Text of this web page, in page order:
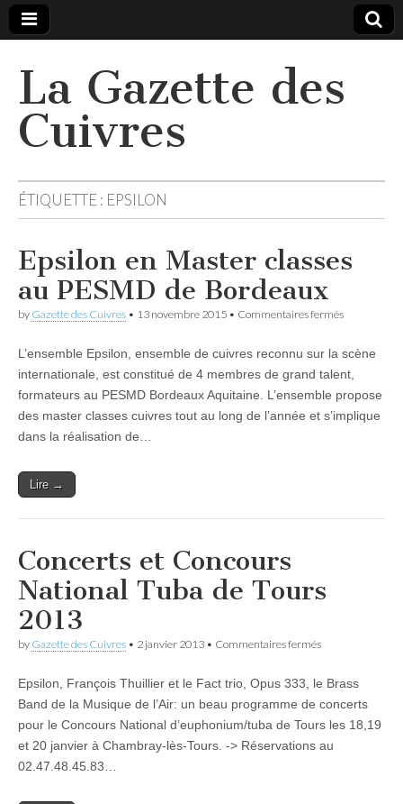
La Gazette des
Cuivres
ÉTIQUETTE : EPSILON
Epsilon en Master classes
au PESMD de Bordeaux
by Gazette des Cuivres • 13 novembre 2015 • Commentaires ferméssur
Master
classes
PESMD
de
L’ensemble Epsilon, ensemble de cuivres reconnu sur la scène
internationale, est constitué de 4 membres de grand talent,
formateurs au PESMD Bordeaux Aquitaine. L’ensemble propose
des master classes cuivres tout au long de l’année et s’implique
dans la réalisation de…
Lire →
Concerts et Concours
National Tuba de Tours
2013
by Gazette des Cuivres • 2 janvier 2013 • Commentaires ferméssur
Concours
National
de
Tours
Epsilon, François Thuillier et le Fact trio, Opus 333, le Brass
Band de la Musique de l’Air: un beau programme de concerts
pour le Concours National d’euphonium/tuba de Tours les 18,19
et 20 janvier à Chambray-lès-Tours. -> Réservations au
02.47.48.45.83…